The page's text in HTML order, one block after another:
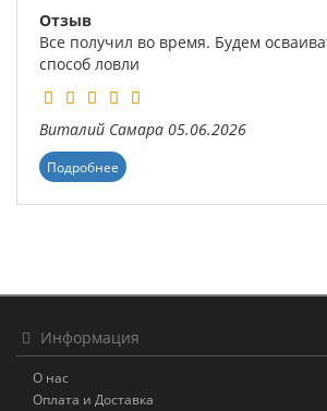
Отзыв
Все получил во время. Будем
способ ловли
Виталий Самара 05.06.2026
Подробнее
Информация
О нас
Оплата и Доставка